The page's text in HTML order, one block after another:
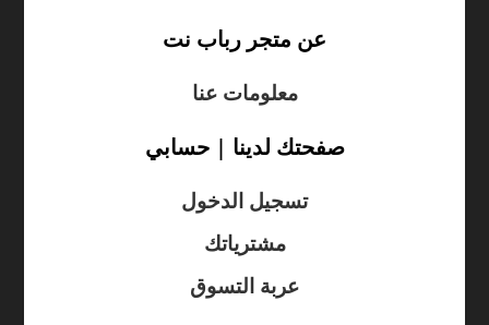
عن متجر رباب نت
معلومات عنا
صفحتك لدينا | حسابي
تسجيل الدخول
مشترياتك
عربة التسوق